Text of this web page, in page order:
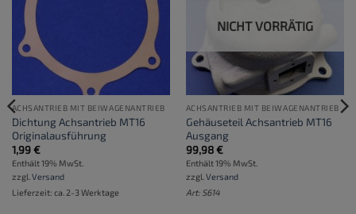
ACHSANTRIEB MIT BEIWAGENANTRIEB
Dichtung Achsantrieb MT16
Originalausführung
1,99€
Enthält 19% MwSt.
zzgl. Versand
Lieferzeit: ca. 2-3 Werktage
NICHT VORRÄTIG
ACHSANTRIEB MIT BEIWAGENANTRIEB
Gehäuseteil Achsantrieb MT16
Ausgang
99,98€
Enthält 19% MwSt.
zzgl. Versand
Art: S614